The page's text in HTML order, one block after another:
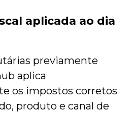
aplicada ao dia
previamente
aplica
os impostos corretos
produto e canal de